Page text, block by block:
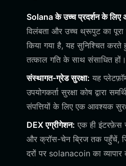
Solana के उच्च प्रदर्शन के लिए
विलंबता और उच्च थ्रूपुट का पूरा
किया गया है, यह सुनिश्चित
तत्काल गति के साथ संसाधित हों।
संस्थागत-ग्रेड सुरक्षा: यह
उपयोगकर्ता सुरक्षा कोष द्वारा
संपत्तियों के लिए एक आवश्यक
DEX एग्रीगेशन: एक ही इंटरफ़ेस
और क्रॉस-चेन ब्रिज तक पहुँचें,
दरों पर solanacoin का